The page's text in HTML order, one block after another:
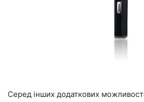
Серед інших додаткових